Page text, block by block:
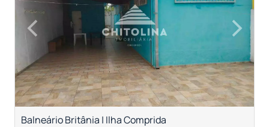
‹
Previous ›
Next
Balneário Britânia | Ilha Comprida